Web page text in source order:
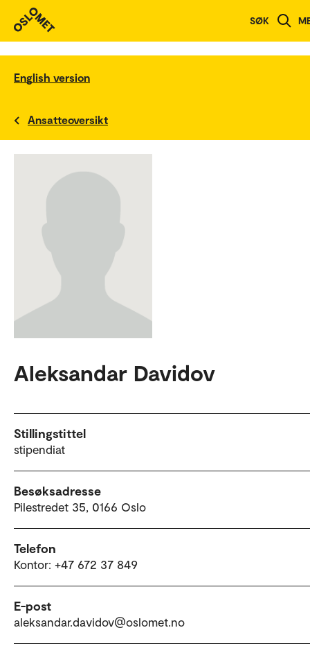
SØK
English version
Ansatteoversikt
Aleksandar Davidov
Stillingstittel
stipendiat
Besøksadresse
Pilestredet 35, 0166 Oslo
Telefon
Kontor: +47 672 37 849
E-post
aleksandar.davidov@oslomet.no